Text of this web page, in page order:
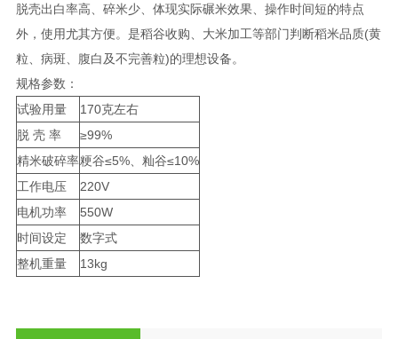
脱壳出白率高、碎米少、体现实际碾米效果、操作时间短的特点
外，使用尤其方便。是稻谷收购、大米加工等部门判断稻米品质(黄
粒、病斑、腹白及不完善粒)的理想设备。
规格参数：
试验用量
170克左右
脱 壳 率
≥99%
精米破碎率粳谷≤5%、籼谷≤10%
工作电压
220V
电机功率
550W
时间设定
数字式
整机重量
13kg